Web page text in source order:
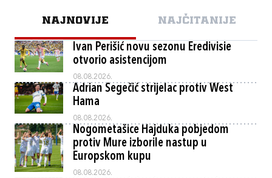
NAJNOVIJE NAJČITANIJE
Ivan Perišić novu sezonu Eredivisie
otvorio asistencijom
08.08.2026.
Adrian Segečić strijelac protiv West
Hama
08.08.2026.
Nogometašice Hajduka pobjedom
protiv Mure izborile nastup u
Europskom kupu
08.08.2026.